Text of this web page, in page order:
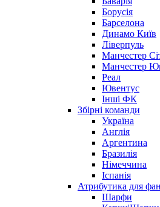
Борусія
Барселона
Динамо Київ
Ліверпуль
Манчестер
Манчестер
Реал
Ювентус
Інші ФК
Збірні команди
Україна
Англія
Аргентина
Бразилія
Німеччина
Іспанія
Атрибутика для
Шарфи